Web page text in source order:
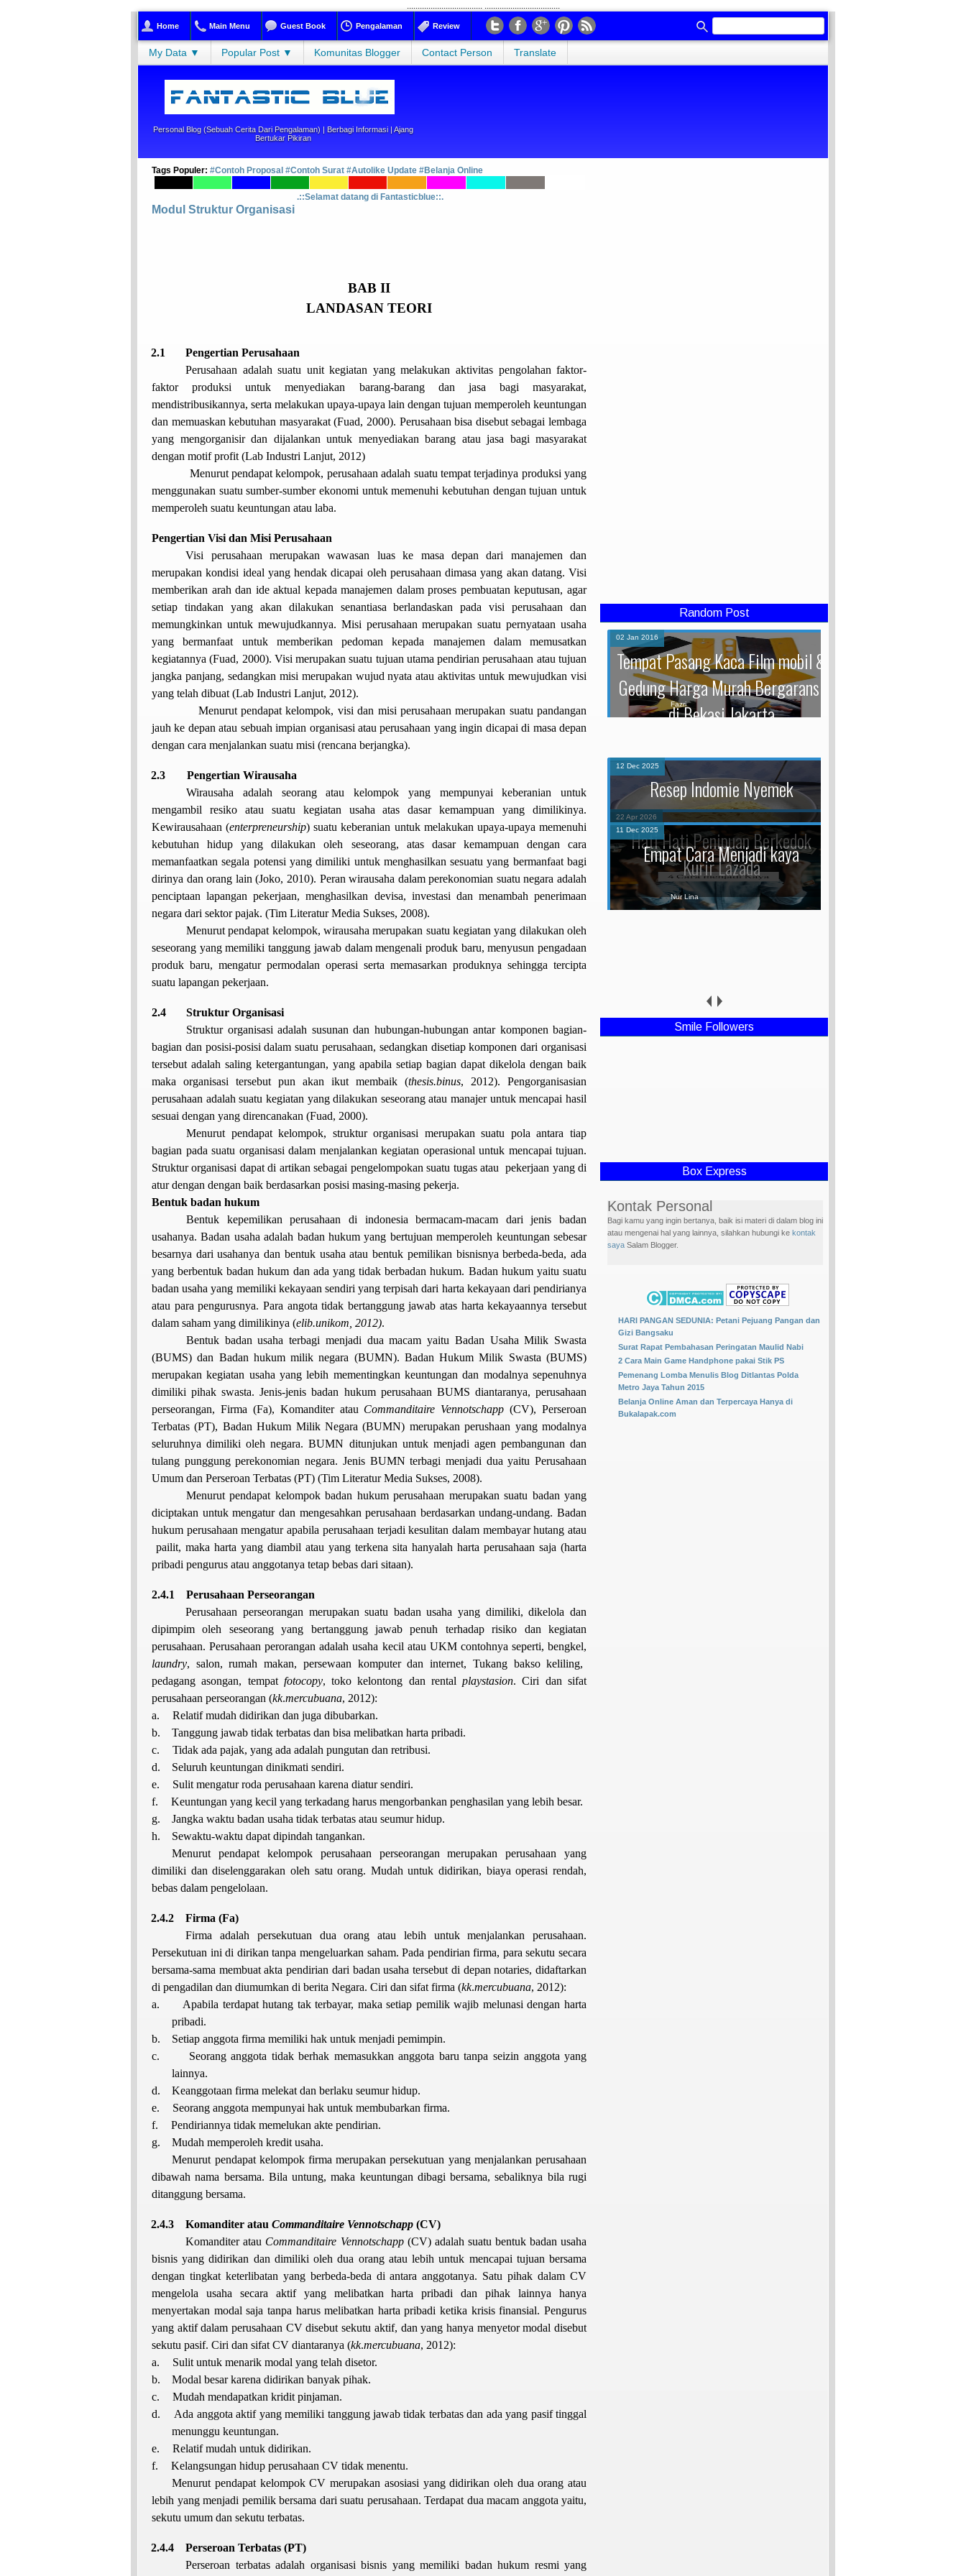
................................... ...................................
Home Main Menu Guest Book Pengalaman Review
My Data ▼ Popular Post ▼ Komunitas Blogger Contact Person Translate
Personal Blog (sebuah Cerita Dari Pengalaman) | Berbagi Informasi | Ajang
Bertukar Pikiran
Tags Populer: #Contoh Proposal #Contoh Surat #Autolike Update #Belanja Online
.::Selamat datang di Fantasticblue::.
Modul Struktur Organisasi
BAB II
LANDASAN TEORI
2.1
Pengertian Perusahaan
Perusahaan adalah suatu unit kegiatan yang melakukan aktivitas pengolahan faktor-
faktor produksi untuk menyediakan barang-barang dan jasa bagi masyarakat,
mendistribusikannya, serta melakukan upaya-upaya lain dengan tujuan memperoleh keuntungan
dan memuaskan kebutuhan masyarakat (Fuad, 2000). Perusahaan bisa disebut sebagai lembaga
yang mengorganisir dan dijalankan untuk menyediakan barang atau jasa bagi masyarakat
dengan motif profit (Lab Industri Lanjut, 2012)
Menurut pendapat kelompok, perusahaan adalah suatu tempat terjadinya produksi yang
menggunakan suatu sumber-sumber ekonomi untuk memenuhi kebutuhan dengan tujuan untuk
memperoleh suatu keuntungan atau laba.
Pengertian Visi dan Misi Perusahaan
Visi perusahaan merupakan wawasan luas ke masa depan dari manajemen dan
merupakan kondisi ideal yang hendak dicapai oleh perusahaan dimasa yang akan datang. Visi
memberikan arah dan ide aktual kepada manajemen dalam proses pembuatan keputusan, agar
setiap tindakan yang akan dilakukan senantiasa berlandaskan pada visi perusahaan dan
memungkinkan untuk mewujudkannya. Misi perusahaan merupakan suatu pernyataan usaha
yang bermanfaat untuk memberikan pedoman kepada manajemen dalam memusatkan
kegiatannya (Fuad, 2000). Visi merupakan suatu tujuan utama pendirian perusahaan atau tujuan
jangka panjang, sedangkan misi merupakan wujud nyata atau aktivitas untuk mewujudkan visi
yang telah dibuat (Lab Industri Lanjut, 2012).
Menurut pendapat kelompok, visi dan misi perusahaan merupakan suatu pandangan
jauh ke depan atau sebuah impian organisasi atau perusahaan yang ingin dicapai di masa depan
dengan cara menjalankan suatu misi (rencana berjangka).
2.3
Pengertian Wirausaha
Wirausaha adalah seorang atau kelompok yang mempunyai keberanian untuk
mengambil resiko atau suatu kegiatan usaha atas dasar kemampuan yang dimilikinya.
Kewirausahaan (enterpreneurship)suatu keberanian untuk melakukan upaya-upaya memenuhi
kebutuhan hidup yang dilakukan oleh seseorang, atas dasar kemampuan dengan cara
memanfaatkan segala potensi yang dimiliki untuk menghasilkan sesuatu yang bermanfaat bagi
dirinya dan orang lain (Joko, 2010). Peran wirausaha dalam perekonomian suatu negara adalah
penciptaan lapangan pekerjaan, menghasilkan devisa, investasi dan menambah penerimaan
negara dari sektor pajak. (Tim Literatur Media Sukses, 2008).
Menurut pendapat kelompok, wirausaha merupakan suatu kegiatan yang dilakukan oleh
seseorang yang memiliki tanggung jawab dalam mengenali produk baru, menyusun pengadaan
produk baru, mengatur permodalan operasi serta memasarkan produknya sehingga tercipta
suatu lapangan pekerjaan.
2.4
Struktur Organisasi
Struktur organisasi adalah susunan dan hubungan-hubungan antar komponen bagian-
bagian dan posisi-posisi dalam suatu perusahaan, sedangkan disetiap komponen dari organisasi
tersebut adalah saling ketergantungan, yang apabila setiap bagian dapat dikelola dengan baik
maka organisasi tersebut pun akan ikut membaik (thesis.binus, 2012). Pengorganisasian
perusahaan adalah suatu kegiatan yang dilakukan seseorang atau manajer untuk mencapai hasil
sesuai dengan yang direncanakan (Fuad, 2000).
Menurut pendapat kelompok, struktur organisasi merupakan suatu pola antara tiap
bagian pada suatu organisasi dalam menjalankan kegiatan operasional untuk mencapai tujuan.
Struktur organisasi dapat di artikan sebagai pengelompokan suatu tugas atau pekerjaan yang di
atur dengan dengan baik berdasarkan posisi masing-masing pekerja.
Bentuk badan hukum
Bentuk kepemilikan perusahaan di indonesia bermacam-macam dari jenis badan
usahanya. Badan usaha adalah badan hukum yang bertujuan memperoleh keuntungan sebesar
besarnya dari usahanya dan bentuk usaha atau bentuk pemilikan bisnisnya berbeda-beda, ada
yang berbentuk badan hukum dan ada yang tidak berbadan hukum. Badan hukum yaitu suatu
badan usaha yang memiliki kekayaan sendiri yang terpisah dari harta kekayaan dari pendirianya
atau para pengurusnya. Para angota tidak bertanggung jawab atas harta kekayaannya tersebut
dalam saham yang dimilikinya (elib.unikom, 2012).
Bentuk badan usaha terbagi menjadi dua macam yaitu Badan Usaha Milik Swasta
(BUMS) dan Badan hukum milik negara (BUMN). Badan Hukum Milik Swasta (BUMS)
merupakan kegiatan usaha yang lebih mementingkan keuntungan dan modalnya sepenuhnya
dimiliki pihak swasta. Jenis-jenis badan hukum perusahaan BUMS diantaranya, perusahaan
perseorangan, Firma (Fa), Komanditer atau Commanditaire Vennotschapp (CV), Perseroan
Terbatas (PT), Badan Hukum Milik Negara (BUMN) merupakan perushaan yang modalnya
seluruhnya dimiliki oleh negara. BUMN ditunjukan untuk menjadi agen pembangunan dan
tulang punggung perekonomian negara. Jenis BUMN terbagi menjadi dua yaitu Perusahaan
Umum dan Perseroan Terbatas (PT) (Tim Literatur Media Sukses, 2008).
Menurut pendapat kelompok badan hukum perusahaan merupakan suatu badan yang
diciptakan untuk mengatur dan mengesahkan perusahaan berdasarkan undang-undang. Badan
hukum perusahaan mengatur apabila perusahaan terjadi kesulitan dalam membayar hutang atau
pailit, maka harta yang diambil atau yang terkena sita hanyalah harta perusahaan saja (harta
pribadi pengurus atau anggotanya tetap bebas dari sitaan).
2.4.1
Perusahaan Perseorangan
Perusahaan perseorangan merupakan suatu badan usaha yang dimiliki, dikelola dan
dipimpim oleh seseorang yang bertanggung jawab penuh terhadap risiko dan kegiatan
perusahaan. Perusahaan perorangan adalah usaha kecil atau UKM contohnya seperti, bengkel,
laundry, salon, rumah makan, persewaan komputer dan internet, Tukang bakso keliling,
pedagang asongan, tempat fotocopy, toko kelontong dan rentalplaystasion. Ciri dan sifat
perusahaan perseorangan (kk.mercubuana, 2012):
a.
Relatif mudah didirikan dan juga dibubarkan.
b.
Tanggung jawab tidak terbatas dan bisa melibatkan harta pribadi.
c.
Tidak ada pajak, yang ada adalah pungutan dan retribusi.
d.
Seluruh keuntungan dinikmati sendiri.
e.
Sulit mengatur roda perusahaan karena diatur sendiri.
f.
Keuntungan yang kecil yang terkadang harus mengorbankan penghasilan yang lebih besar.
g.
Jangka waktu badan usaha tidak terbatas atau seumur hidup.
h.
Sewaktu-waktu dapat dipindah tangankan.
Menurut pendapat kelompok perusahaan perseorangan merupakan perusahaan yang
dimiliki dan diselenggarakan oleh satu orang. Mudah untuk didirikan, biaya operasi rendah,
bebas dalam pengelolaan.
2.4.2
Firma (Fa)
Firma adalah persekutuan dua orang atau lebih untuk menjalankan perusahaan.
Persekutuan ini di dirikan tanpa mengeluarkan saham. Pada pendirian firma, para sekutu secara
bersama-sama membuat akta pendirian dari badan usaha tersebut di depan notaries, didaftarkan
di pengadilan dan diumumkan di berita Negara. Ciri dan sifat firma (kk.mercubuana, 2012):
a.
Apabila terdapat hutang tak terbayar, maka setiap pemilik wajib melunasi dengan harta
pribadi.
b.
Setiap anggota firma memiliki hak untuk menjadi pemimpin.
c.
Seorang anggota tidak berhak memasukkan anggota baru tanpa seizin anggota yang
lainnya.
d.
Keanggotaan firma melekat dan berlaku seumur hidup.
e.
Seorang anggota mempunyai hak untuk membubarkan firma.
f.
Pendiriannya tidak memelukan akte pendirian.
g.
Mudah memperoleh kredit usaha.
Menurut pendapat kelompok firma merupakan persekutuan yang menjalankan perusahaan
dibawah nama bersama. Bila untung, maka keuntungan dibagi bersama, sebaliknya bila rugi
ditanggung bersama.
2.4.3 Komanditer atauCommanditaire Vennotschapp (CV)
Komanditer atau Commanditaire Vennotschapp(CV) adalah suatu bentuk badan usaha
bisnis yang didirikan dan dimiliki oleh dua orang atau lebih untuk mencapai tujuan bersama
dengan tingkat keterlibatan yang berbeda-beda di antara anggotanya. Satu pihak dalam CV
mengelola usaha secara aktif yang melibatkan harta pribadi dan pihak lainnya hanya
menyertakan modal saja tanpa harus melibatkan harta pribadi ketika krisis finansial. Pengurus
yang aktif dalam perusahaan CV disebut sekutu aktif, dan yang hanya menyetor modal disebut
sekutu pasif. Ciri dan sifat CV diantaranya (kk.mercubuana, 2012):
a.
Sulit untuk menarik modal yang telah disetor.
b.
Modal besar karena didirikan banyak pihak.
c.
Mudah mendapatkan kridit pinjaman.
d.
Ada anggota aktif yang memiliki tanggung jawab tidak terbatas dan ada yang pasif tinggal
menunggu keuntungan.
e.
Relatif mudah untuk didirikan.
f.
Kelangsungan hidup perusahaan CV tidak menentu.
Menurut pendapat kelompok CV merupakan asosiasi yang didirikan oleh dua orang atau
lebih yang menjadi pemilik bersama dari suatu perusahaan. Terdapat dua macam anggota yaitu,
sekutu umum dan sekutu terbatas.
2.4.4
Perseroan Terbatas (PT)
Perseroan terbatas adalah organisasi bisnis yang memiliki badan hukum resmi yang
Random Post
Tempat Pasang Kaca Film mobil &
Gedung Harga Murah Bergaransi
di Bekasi Jakarta
02 Jan 2016
Fazri
Hati Hati Penipuan Berkedok
Kurir Lazada
22 Apr 2026
Resep Indomie Nyemek
2025
Smile Followers
Box Express
Terimakasih sudah mengunjungi blog ini, Supaya lebih akrab
FOLLOW BLOG INI, Jangan lupa tinggalin jejaknya.
Kontak Personal
Bagi kamu yang ingin bertanya, baik isi materi di dalam blog ini
atau mengenai hal yang lainnya, silahkan hubungi kekontak
saya Salam Blogger.
HARI PANGAN SEDUNIA: Petani Pejuang Pangan dan
Gizi Bangsaku
Surat Rapat Pembahasan Peringatan Maulid Nabi
2 Cara Main Game Handphone pakai Stik PS
Pemenang Lomba Menulis Blog Ditlantas Polda
Metro Jaya Tahun 2015
Belanja Online Aman dan Terpercaya Hanya di
Bukalapak.com